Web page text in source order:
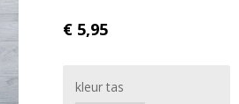
€ 5,95
kleur tas